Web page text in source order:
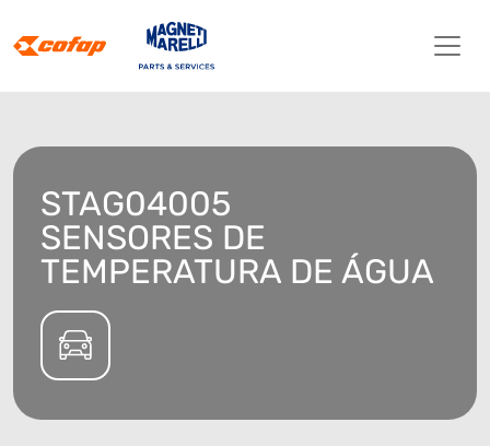
STAG04005
SENSORES DE
TEMPERATURA DE ÁGUA